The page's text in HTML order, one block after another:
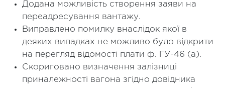
Додана можливість створення заяви на
переадресування вантажу.
Виправлено помилку внаслідок якої в
деяких випадках не можливо було відкрити
на перегляд відомості плати ф. ГУ-46 (а).
Скориговано визначення залізниці
приналежності вагона згідно довідника